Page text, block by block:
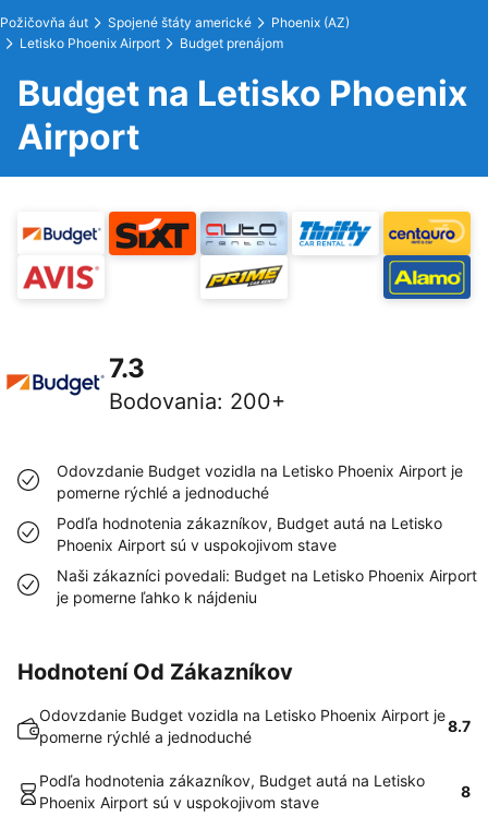
Požičovňa áut Spojené štáty americké
Phoenix (AZ)
Letisko Phoenix Airport
Budget prenájom
Budget na Letisko Phoenix
Airport
7.3
Bodovania: 200+
Odovzdanie Budget vozidla na Letisko Phoenix Airport je
pomerne rýchlé a jednoduché
Podľa hodnotenia zákazníkov, Budget autá na Letisko
Phoenix Airport sú v uspokojivom stave
Naši zákazníci povedali: Budget na Letisko Phoenix Airport
je pomerne ľahko k nájdeniu
Hodnotení Od Zákazníkov
Odovzdanie Budget vozidla na Letisko Phoenix Airport je
pomerne rýchlé a jednoduché
8.7
Podľa hodnotenia zákazníkov, Budget autá na Letisko
Phoenix Airport sú v uspokojivom stave
8